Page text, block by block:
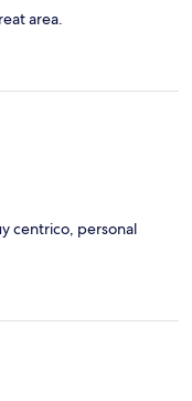
area.
centrico, personal